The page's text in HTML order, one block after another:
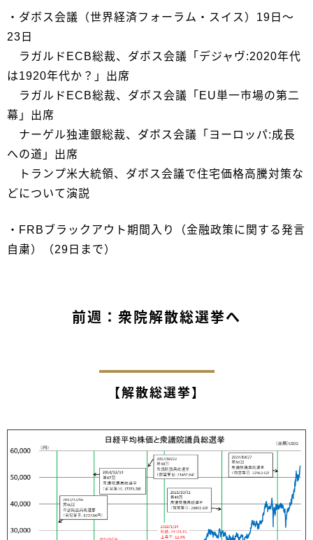
・ダボス会議（世界経済フォーラム・スイス）19日～
23日
ラガルドECB総裁、ダボス会議「デジャヴ:2020年代
は1920年代か？」出席
ラガルドECB総裁、ダボス会議「EU単一市場の第二
幕」出席
ナーゲル独連銀総裁、ダボス会議「ヨーロッパ:成長
への道」出席
トランプ米大統領、ダボス会議で住宅価格高騰対策な
どについて演説
・FRBブラックアウト期間入り（金融政策に関する発言
自粛）（29日まで）
前週：衆院解散総選挙へ
【解散総選挙】